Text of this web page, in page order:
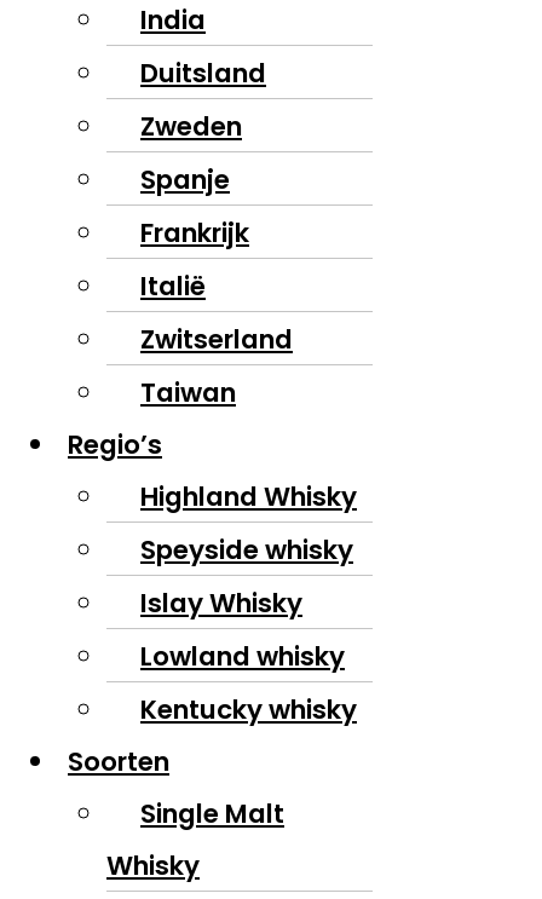
India
Duitsland
Zweden
Spanje
Frankrijk
Italië
Zwitserland
Taiwan
Regio’s
Highland Whisky
Speyside whisky
Islay Whisky
Lowland whisky
Kentucky whisky
Soorten
Single Malt
Whisky